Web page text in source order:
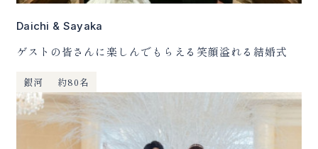
Daichi & Sayaka
ゲストの皆さんに楽しんでもらえる笑顔溢れる結婚式
銀河 約80名